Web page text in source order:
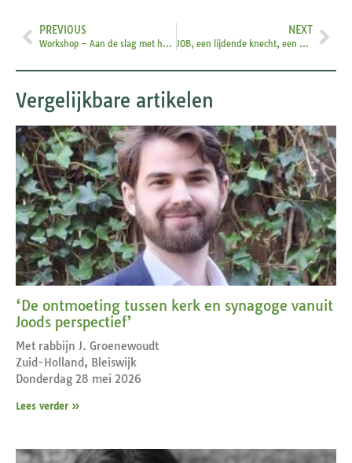
PREVIOUS
Workshop – Aan de slag met het Nieuwe Testament met Joodse toelichtingen
NEXT
JOB, een lijdende knecht, een verhaal met vragen …
Vergelijkbare artikelen
‘De ontmoeting tussen kerk en synagoge vanuit
Joods perspectief’
Met rabbijn J. Groenewoudt
Zuid-Holland, Bleiswijk
Donderdag 28 mei 2026
Lees verder »